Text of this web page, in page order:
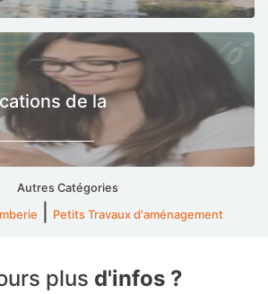
de la
Autres Catégories
Petits Travaux d'aménagement
plus d'infos ?